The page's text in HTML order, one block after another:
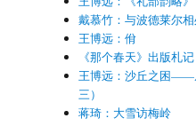
戴慕竹：与波德莱尔
王博远：佾
《那个春天》出版札记
王博远：沙丘之困——
三）
蒋琦：大雪访梅岭